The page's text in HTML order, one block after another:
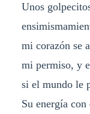
Unos
mi corazón se
mi permiso, y
si el mundo le
Su energía